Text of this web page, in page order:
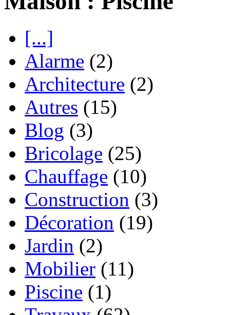
[...]
Alarme (2)
Architecture (2)
Autres (15)
Blog (3)
Bricolage (25)
Chauffage (10)
Construction (3)
Décoration (19)
Jardin (2)
Mobilier (11)
Piscine (1)